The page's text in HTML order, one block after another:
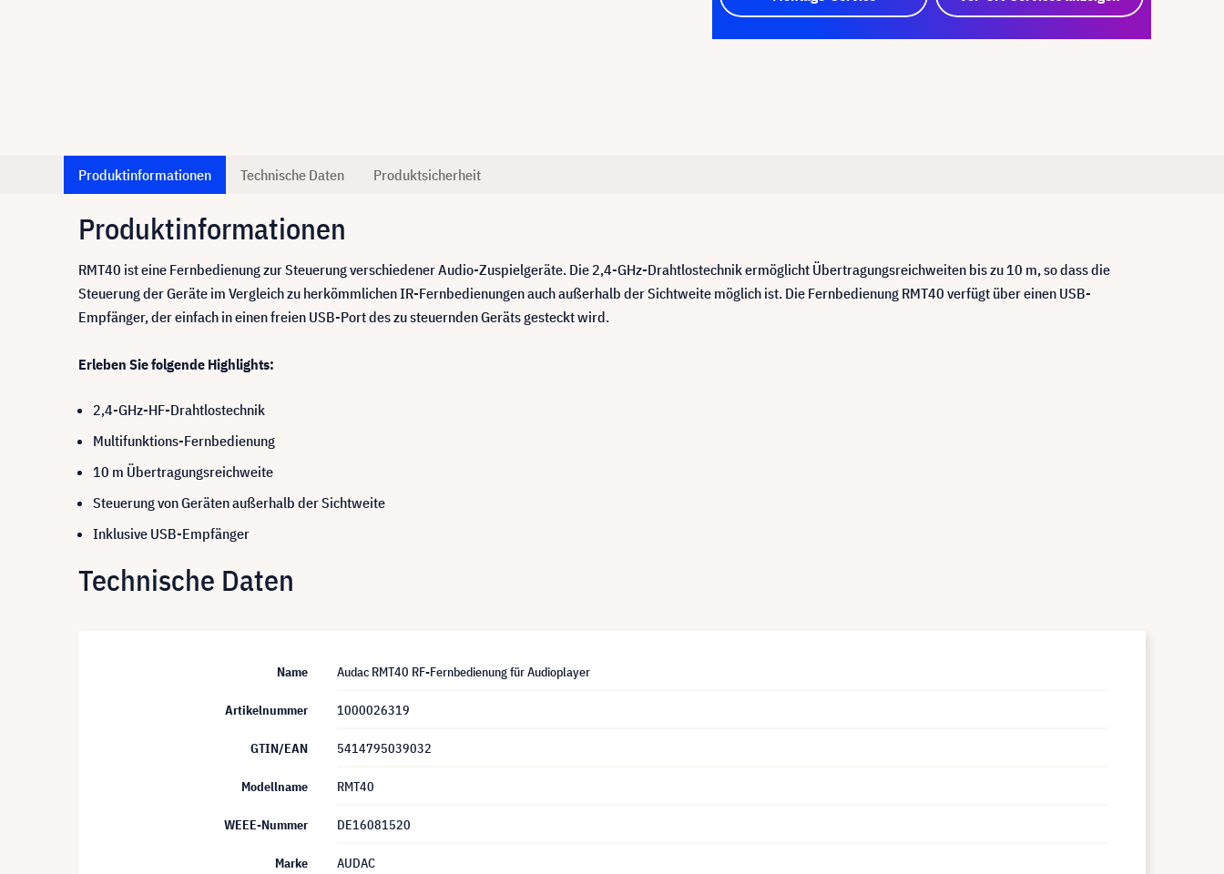
Produktinformationen Technische Daten Produktsicherheit
Produktinformationen
RMT40 ist eine Fernbedienung zur Steuerung verschiedener Audio-Zuspielgeräte. Die 2,4-GHz-Drahtlostechnik ermöglicht Übertragungsreichweiten bis zu 10 m, so dass die
Steuerung der Geräte im Vergleich zu herkömmlichen IR-Fernbedienungen auch außerhalb der Sichtweite möglich ist. Die Fernbedienung RMT40 verfügt über einen USB-
Empfänger, der einfach in einen freien USB-Port des zu steuernden Geräts gesteckt wird.
Erleben Sie folgende Highlights:
2,4-GHz-HF-Drahtlostechnik
Multifunktions-Fernbedienung
10 m Übertragungsreichweite
Steuerung von Geräten außerhalb der Sichtweite
Inklusive USB-Empfänger
Technische Daten
Name Audac RMT40 RF-Fernbedienung für Audioplayer
Artikelnummer 1000026319
GTIN/EAN 5414795039032
Modellname RMT40
WEEE-Nummer DE16081520
Marke AUDAC